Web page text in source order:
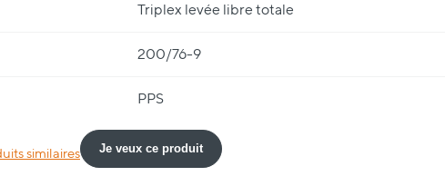
Triplex levée libre totale
200/76-9
PPS
similaires Je veux ce produit